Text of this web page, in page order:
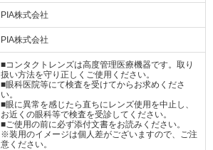
PIA株式会社
PIA株式会社
■コンタクトレンズは高度管理医療機器です。取り
扱い方法を守り正しくご使用ください。
■眼科医院等にて検査を受けてからお求めくださ
い。
■眼に異常を感じたら直ちにレンズ使用を中止し、
お近くの眼科等で検査を受診してください。
■ご使用の前に必ず添付文書をお読みください。
※装用のイメージは個人差がございますので、ご注
意ください。